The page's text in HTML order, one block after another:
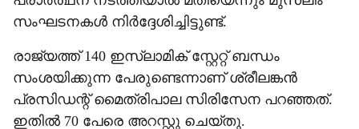
സംഘടനകള്‍ നിര്‍ദ്ദേശിച്ചിട്ടുണ്ട്.
രാജ്യത്ത് 140 ഇസ്ലാമിക് സ്റ്റേറ്റ് ബന്ധം
സംശയിക്കുന്ന പേരുണ്ടെന്നാണ് ശ്രീലങ്കന്‍
പ്രസിഡന്റ് മൈത്രിപാല സിരിസേന പറഞ്ഞത്.
ഇതില്‍ 70 പേരെ അറസ്റ്റു ചെയ്തു.